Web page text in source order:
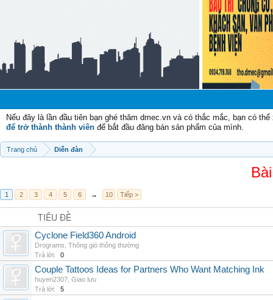
Nếu đây là lần đầu tiên bạn ghé thăm dmec.vn và có thắc mắc, bạn có
để trở thành thành viên để bắt đầu đăng bán sản phẩm của mình.
Trang chủ Diễn đàn
1 2 3 4 5 6 → 10 Tiếp >
TIÊU ĐỀ
Cyclone Field360 Android
Drograms Thông gió thông thường
Trả lời:
0
Couple Tattoos Ideas for Partners Who Want Matching Ink
huyen2307 Giao lưu
Trả lời:
5